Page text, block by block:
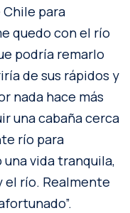
Chile para
quedo con el río
podría remarlo
de sus rápidos y
nada hace más
una cabaña cerca
río para
vida tranquila,
el río. Realmente